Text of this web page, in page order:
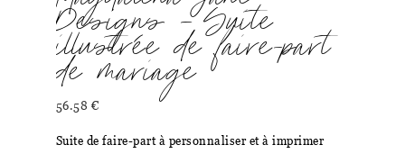
Designs – Suite
illustrée de faire-part
de mariage
56.58 €
Suite de faire-part à personnaliser et à imprimer